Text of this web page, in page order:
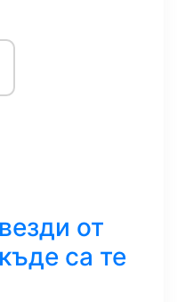
от
са те